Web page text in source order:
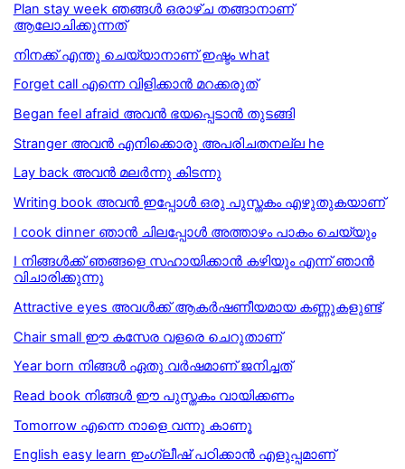
Plan stay week ഞങ്ങൾ ഒരാഴ്ച തങ്ങാനാണ്
ആലോചിക്കുന്നത്
നിനക്ക് എന്തു ചെയ്യാനാണ് ഇഷ്ടം what
Forget call എന്നെ വിളിക്കാൻ മറക്കരുത്
Began feel afraid അവൻ ഭയപ്പെടാൻ തുടങ്ങി
Stranger അവൻ എനിക്കൊരു അപരിചതനല്ല he
Lay back അവന്‍ മലര്‍ന്നു കിടന്നു
Writing book അവൻ ഇപ്പോൾ ഒരു പുസ്തകം എഴുതുകയാണ്
I cook dinner ഞാൻ ചിലപ്പോൾ അത്താഴം പാകം ചെയ്യും
I നിങ്ങള്‍ക്ക് ഞങ്ങളെ സഹായിക്കാന്‍ കഴിയും എന്ന് ഞാന്‍
വിചാരിക്കുന്നു
Attractive eyes അവൾക്ക് ആകർഷണീയമായ കണ്ണുകളുണ്ട്
Chair small ഈ കസേര വളരെ ചെറുതാണ്
Year born നിങ്ങള്‍ ഏതു വര്‍ഷമാണ് ജനിച്ചത്
Read book നിങ്ങള്‍ ഈ പുസ്തകം വായിക്കണം
Tomorrow എന്നെ നാളെ വന്നു കാണൂ
English easy learn ഇംഗ്ലീഷ് പഠിക്കാന്‍ എളുപ്പമാണ്